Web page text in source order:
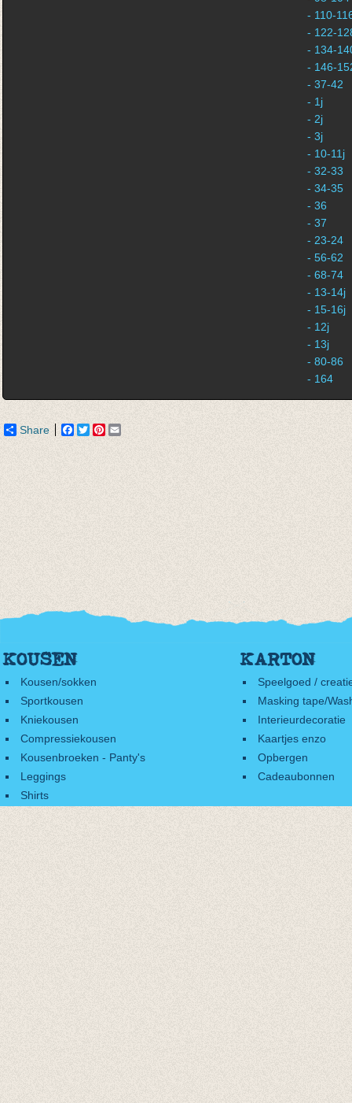
- 110-
- 122-
- 134-
- 146-
- 37-42
- 1j
- 2j
- 3j
- 10-11j
- 32-33
- 34-35
- 36
- 37
- 23-24
- 56-62
- 68-74
- 13-14j
- 15-16j
- 12j
- 13j
- 80-86
- 164
Share Facebook
TwitterPinterest
KOUSEN
Kousen/sokken
Sportkousen
Kniekousen
Compressiekousen
Kousenbroeken - Panty's
Leggings
Shirts
KARTON
Speelgoed /
Masking tape/
Interieurdecoratie
Kaartjes enzo
Opbergen
Cadeaubonnen